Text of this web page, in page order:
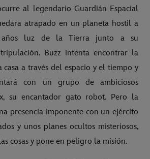
al legendario Guardián Espacial
atrapado en un planeta hostil a
luz de la Tierra junto a su
Buzz intenta encontrar la
casa a través del espacio y el tiempo y
con un grupo de ambiciosos
su encantador gato robot. Pero la
presencia imponente con un ejército
y unos planes ocultos misteriosos,
cosas y pone en peligro la misión.